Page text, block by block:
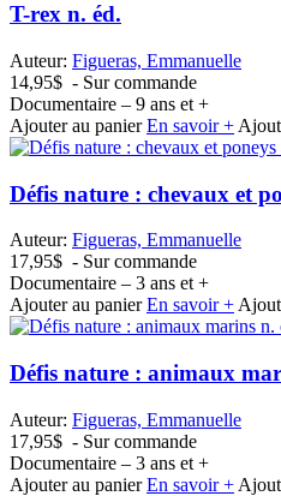
T-rex n. éd.
Auteur: Figueras, Emmanuelle
14,95$ - Sur commande
Documentaire – 9 ans et +
Ajouter au panier En savoir +
Défis nature : chevaux et
Auteur: Figueras, Emmanuelle
17,95$ - Sur commande
Documentaire – 3 ans et +
Ajouter au panier En savoir +
Défis nature : animaux
Auteur: Figueras, Emmanuelle
17,95$ - Sur commande
Documentaire – 3 ans et +
Ajouter au panier En savoir +